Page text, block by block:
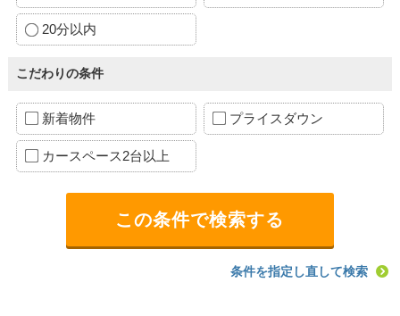
20分以内
こだわりの条件
新着物件 プライスダウン
カースペース2台以上
条件を指定し直して検索